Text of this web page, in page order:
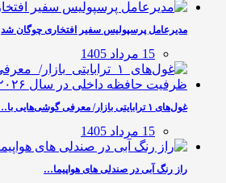
مدیرعامل پرسپولیس سفیر افتخاری چوگان شد
15 مرداد 1405
غول‌های ۱ ترابایتی بازار/ معرفی گوشی‌هایی با…
15 مرداد 1405
راز رنگ آبی در صندلی های هواپیما…